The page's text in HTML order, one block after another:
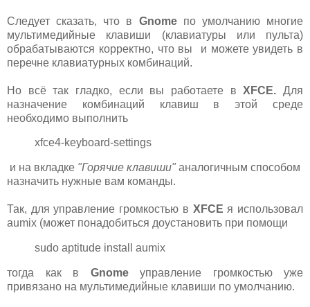
Следует сказать, что в Gnomeпо умолчанию многие
мультимедийные клавиши (клавиатуры или пульта)
обрабатываются корректно, что вы и можете увидеть в
перечне клавиатурных комбинаций.
Но всё так гладко, если вы работаете вXFCE. Для
назначение комбинаций клавиш в этой среде
необходимо выполнить
xfce4-keyboard-settings
и на вкладке "Горячие клавиши" аналогичным способом
назначить нужные вам команды.
Так, для управление громкостью в XFCE я использовал
aumix (может понадобиться доустановить при помощи
sudo aptitude install aumix
тогда как в Gnomeуправление громкостью уже
привязано на мультимедийные клавиши по умолчанию.